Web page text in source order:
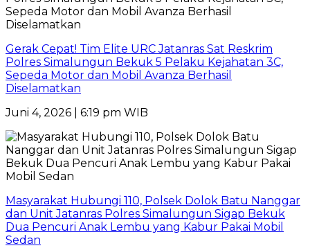
Gerak Cepat! Tim Elite URC Jatanras Sat Reskrim
Polres Simalungun Bekuk 5 Pelaku Kejahatan 3C,
Sepeda Motor dan Mobil Avanza Berhasil
Diselamatkan
Juni 4, 2026 | 6:19 pm WIB
Masyarakat Hubungi 110, Polsek Dolok Batu Nanggar
dan Unit Jatanras Polres Simalungun Sigap Bekuk
Dua Pencuri Anak Lembu yang Kabur Pakai Mobil
Sedan